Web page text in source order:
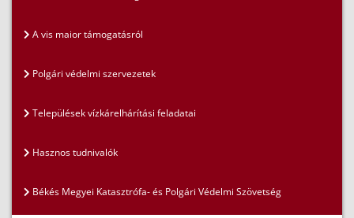
A vis maior támogatásról
Polgári védelmi szervezetek
Települések vízkárelhárítási feladatai
Hasznos tudnivalók
Békés Megyei Katasztrófa- és Polgári Védelmi Szövetség